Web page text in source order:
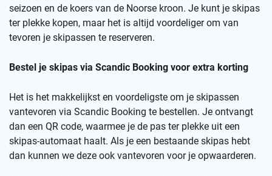
seizoen en de koers van de Noorse kroon. Je kunt je skipas
ter plekke kopen, maar het is altijd voordeliger om van
tevoren je skipassen te reserveren.
Bestel je skipas via Scandic Booking voor extra korting
Het is het makkelijkst en voordeligste om je skipassen
vantevoren via Scandic Booking te bestellen. Je ontvangt
dan een QR code, waarmee je de pas ter plekke uit een
skipas-automaat haalt. Als je een bestaande skipas hebt
dan kunnen we deze ook vantevoren voor je opwaarderen.